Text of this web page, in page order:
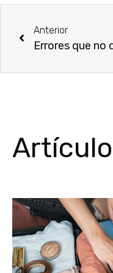
Anterior
Errores que no